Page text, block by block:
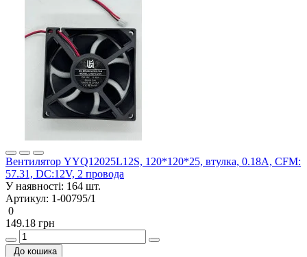
Вентилятор YYQ12025L12S, 120*120*25, втулка, 0.18A, CFM:
57.31, DC:12V, 2 провода
У наявності: 164 шт.
Артикул: 1-00795/1
0
149.18 грн
До кошика